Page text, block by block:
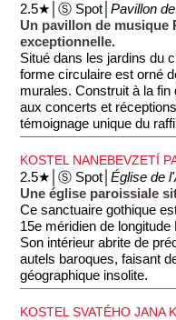
2.5★│Ⓢ Spot│Pavillon
Un pavillon de musique
exceptionnelle.
Situé dans les jardins du
forme circulaire est orné
murales. Construit à la
aux concerts et
témoignage unique du
KOSTEL NANEBEVZETÍ
2.5★│Ⓢ Spot│Église de
Une église paroissiale
Ce sanctuaire gothique
15e méridien de
Son intérieur abrite de
autels baroques, faisant
géographique insolite.
KOSTEL SVATÉHO JANA